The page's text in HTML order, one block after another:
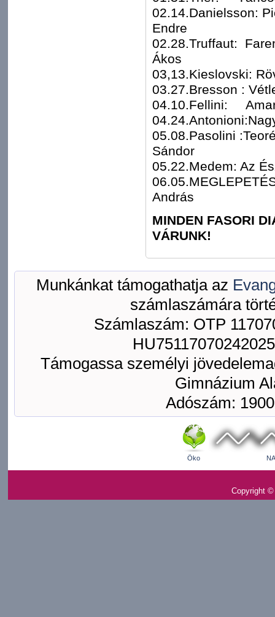
02.14.Danielsson:
Endre
02.28.Truffaut:
Ákos
03,13.Kieslovski:
03.27.Bresson :
04.10.Fellini:
05.08.Pasolini
Sándor
05.22.Medem: Az
András
MINDEN FASORI
VÁRUNK!
Munkánkat támogathatja az
számlaszámára
Számlaszám: OTP
Támogassa személyi
Gimnázium
Adószám:
Öko
Copyright